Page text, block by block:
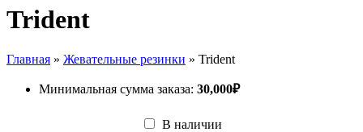
Trident
Главная » Жевательные резинки » Trident
Минимальная сумма заказа: 30,000₽
В наличии